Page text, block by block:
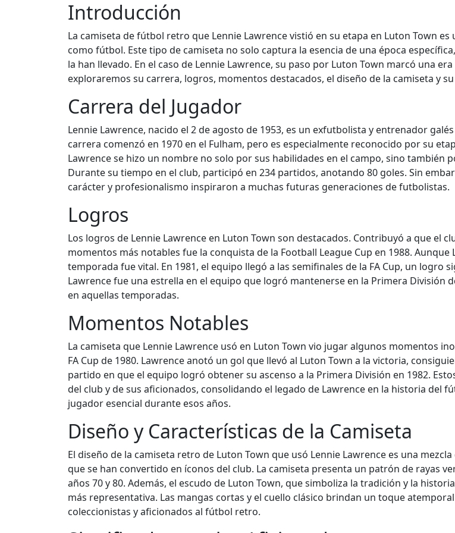
Introducción
La camiseta de fútbol retro que Lennie Lawrence vistió en su etapa en Luton Town
como fútbol. Este tipo de camiseta no solo captura la esencia de una época
la han llevado. En el caso de Lennie Lawrence, su paso por Luton Town marcó una
exploraremos su carrera, logros, momentos destacados, el diseño de la camiseta y
Carrera del Jugador
Lennie Lawrence, nacido el 2 de agosto de 1953, es un exfutbolista y entrenador
carrera comenzó en 1970 en el Fulham, pero es especialmente reconocido por su
Lawrence se hizo un nombre no solo por sus habilidades en el campo, sino también
Durante su tiempo en el club, participó en 234 partidos, anotando 80 goles. Sin
carácter y profesionalismo inspiraron a muchas futuras generaciones de futbolistas.
Logros
Los logros de Lennie Lawrence en Luton Town son destacados. Contribuyó a que el
momentos más notables fue la conquista de la Football League Cup en 1988.
temporada fue vital. En 1981, el equipo llegó a las semifinales de la FA Cup, un
Lawrence fue una estrella en el equipo que logró mantenerse en la Primera
en aquellas temporadas.
Momentos Notables
La camiseta que Lennie Lawrence usó en Luton Town vio jugar algunos momentos
FA Cup de 1980. Lawrence anotó un gol que llevó al Luton Town a la victoria,
partido en que el equipo logró obtener su ascenso a la Primera División en 1982.
del club y de sus aficionados, consolidando el legado de Lawrence en la historia del
jugador esencial durante esos años.
Diseño y Características de la Camiseta
El diseño de la camiseta retro de Luton Town que usó Lennie Lawrence es una
que se han convertido en íconos del club. La camiseta presenta un patrón de rayas
años 70 y 80. Además, el escudo de Luton Town, que simboliza la tradición y la
más representativa. Las mangas cortas y el cuello clásico brindan un toque
coleccionistas y aficionados al fútbol retro.